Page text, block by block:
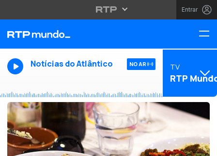
Entrar
Notícias do Atlântico NO AR TV
RTP